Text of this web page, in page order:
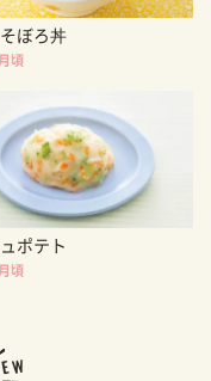
ぼろ丼
頃
ポテト
頃